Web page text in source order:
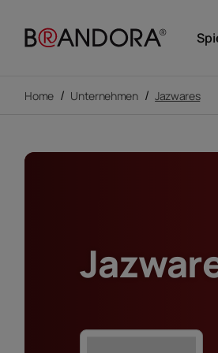
Home / Unternehmen / Jazwares